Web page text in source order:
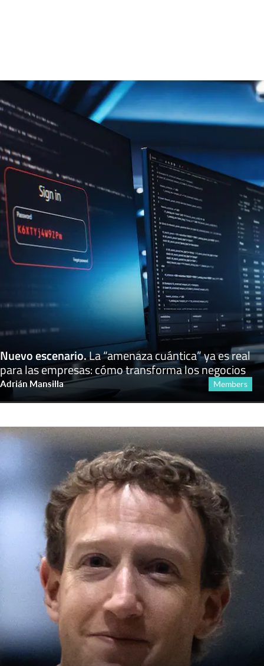
Nuevo escenario.La “amenaza cuántica” ya es real
para las empresas: cómo transforma los negocios
Adrián Mansilla Members